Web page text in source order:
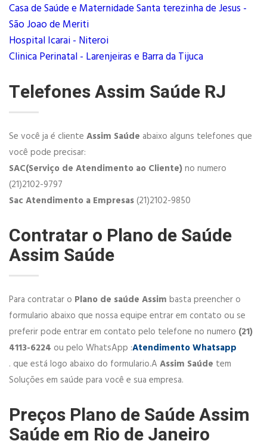
Casa de Saúde e Maternidade Santa terezinha de Jesus -
São Joao de Meriti
Hospital Icarai - Niteroi
Clinica Perinatal - Larenjeiras e Barra da Tijuca
Telefones Assim Saúde RJ
Se você ja é cliente Assim Saúde abaixo alguns telefones que
você pode precisar:
SAC(Serviço de Atendimento ao Cliente)no numero
(21)2102-9797
Sac Atendimento a Empresas (21)2102-9850
Contratar o Plano de Saúde
Assim Saúde
Para contratar o Plano de saúde Assim basta preencher o
formulario abaixo que nossa equipe entrar em contato ou se
preferir pode entrar em contato pelo telefone no numero (21)
4113-6224 ou pelo WhatsApp :Atendimento Whatsapp
. que está logo abaixo do formulario.A Assim Saúde tem
Soluções em saúde para você e sua empresa.
Preços Plano de Saúde Assim
Saúde em Rio de Janeiro